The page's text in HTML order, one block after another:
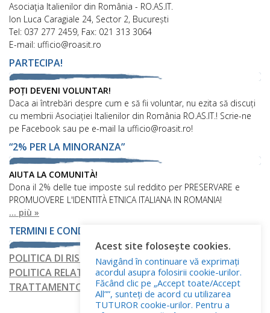
Asociaţia Italienilor din România - RO.AS.IT.
Ion Luca Caragiale 24, Sector 2, București
Tel: 037 277 2459, Fax: 021 313 3064
E-mail: ufficio@roasit.ro
PARTECIPA!
POȚI DEVENI VOLUNTAR!
Daca ai întrebări despre cum e să fii voluntar, nu ezita să discuți
cu membrii Asociației Italienilor din România RO.AS.IT.! Scrie-ne
pe Facebook sau pe e-mail la ufficio@roasit.ro!
“2% PER LA MINORANZA”
AIUTA LA COMUNITÀ!
Dona il 2% delle tue imposte sul reddito per PRESERVARE e
PROMUOVERE L'IDENTITÀ ETNICA ITALIANA IN ROMANIA!
... più »
TERMINI E CONDIZIONI
POLITICA DI RISERVATEZZA
POLITICA RELATIVA AI FILE COOKIE
TRATTAMENTO DEI DATI PERSONALI
Acest site folosește cookies.
Navigând în continuare vă exprimați
acordul asupra folosirii cookie-urilor.
Făcând clic pe „Accept toate/Accept
All””, sunteți de acord cu utilizarea
TUTUROR cookie-urilor. Pentru a